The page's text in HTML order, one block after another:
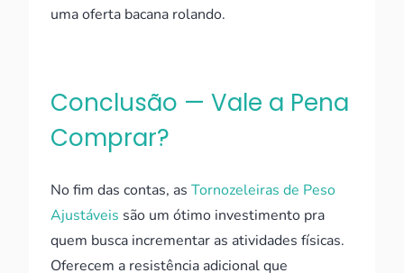
uma oferta bacana rolando.
Conclusão — Vale a Pena
Comprar?
No fim das contas, as Tornozeleiras de Peso
Ajustáveis são um ótimo investimento pra
quem busca incrementar as atividades físicas.
Oferecem a resistência adicional que